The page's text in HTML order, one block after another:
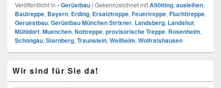
Veröffentlicht in - Gerüstbau | Gekennzeichnet mitAltötting, ausleihen,
Bautreppe, Bayern, Erding, Ersatztreppe, Feuertreppe, Fluchttreppe,
Geruestbau, Gerüstbau München Strixner, Landsberg, Landshut,
Mühldorf, Muenchen, Nottreppe, provisorische Treppe, Rosenheim,
Schongau, Starnberg, Traunstein, Weilheim, Wolfratshausen
Seitenleisten
Widget-
Wir sind für Sie da!